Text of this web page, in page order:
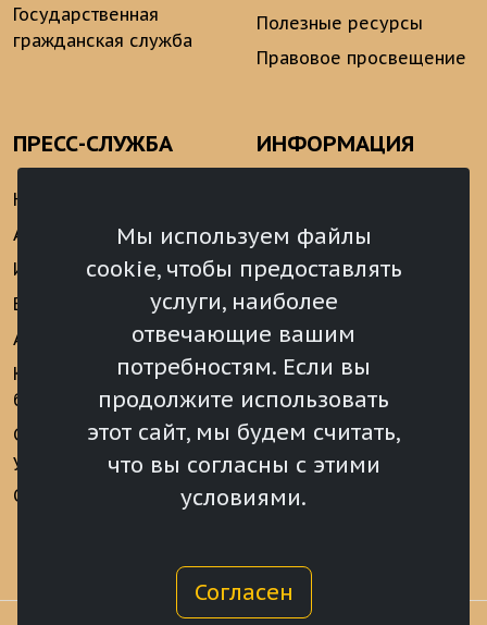
Мы используем файлы
cookie, чтобы предоставлять
услуги, наиболее
отвечающие вашим
потребностям. Если вы
продолжите использовать
этот сайт, мы будем считать,
что вы согласны с этими
условиями.
Согласен
Государственная
гражданская служба
Полезные ресурсы
Правовое просвещение
ПРЕСС-СЛУЖБА
Новости
Анонсы
Интервью
Видеоматериалы
Аккредитация
Конкурс «Хрустальный
барс»
Сведения о СМИ
учрежденных ВС РХ
Опросы и голосования
ИНФОРМАЦИЯ
аналитические
материалы
Реализация Послания
Президента РФ
Федеральному
Собранию РФ
Местное
самоуправление
Финансы
Награды